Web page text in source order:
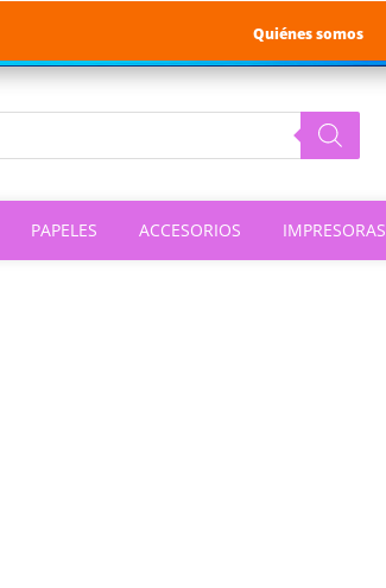
Quiénes somos
PAPELES ACCESORIOS IMPRESORAS